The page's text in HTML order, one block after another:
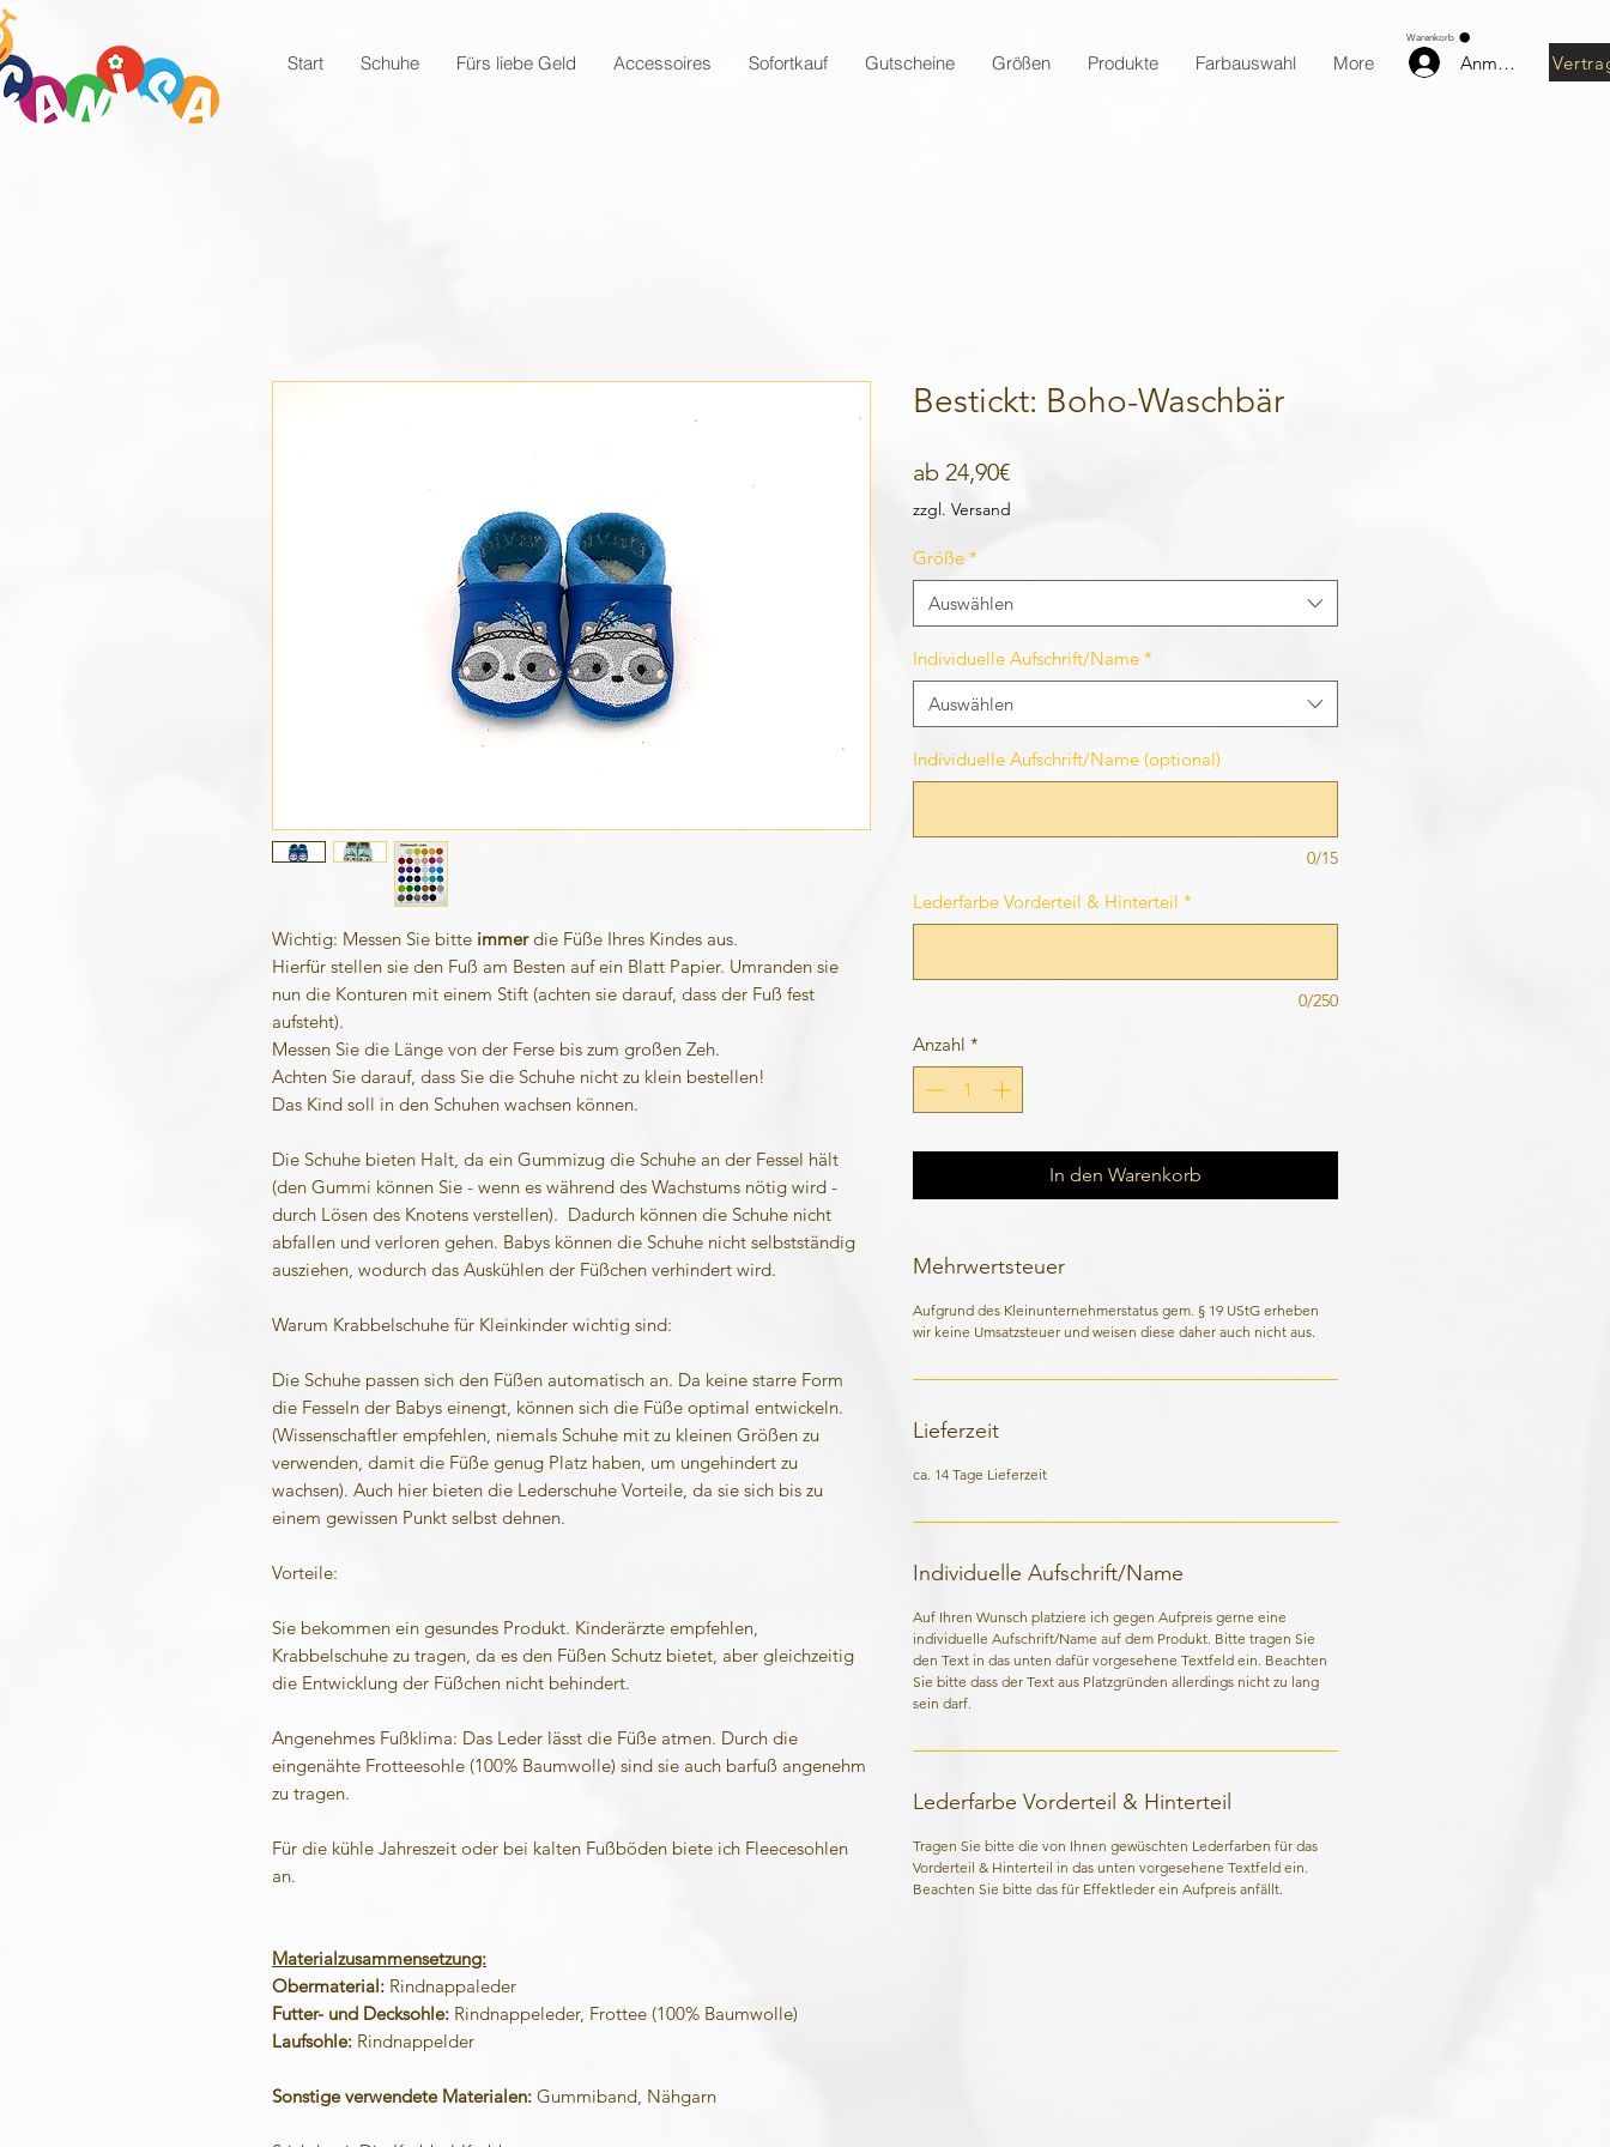
Warenkorb
Start Schuhe Fürs liebe Geld Accessoires Sofortkauf Gutscheine Größen Produkte Farbauswahl More Anmelden
Wichtig: Messen Sie bitte immerdie Füße Ihres Kindes aus.
Hierfür stellen sie den Fuß am Besten auf ein Blatt Papier. Umranden sie
nun die Konturen mit einem Stift (achten sie darauf, dass der Fuß fest
aufsteht).
Messen Sie die Länge von der Ferse bis zum großen Zeh.
Achten Sie darauf, dass Sie die Schuhe nicht zu klein bestellen!
Das Kind soll in den Schuhen wachsen können.
Die Schuhe bieten Halt, da ein Gummizug die Schuhe an der Fessel hält
(den Gummi können Sie - wenn es während des Wachstums nötig wird -
durch Lösen des Knotens verstellen). Dadurch können die Schuhe nicht
abfallen und verloren gehen. Babys können die Schuhe nicht selbstständig
ausziehen, wodurch das Auskühlen der Füßchen verhindert wird.
Warum Krabbelschuhe für Kleinkinder wichtig sind:
Die Schuhe passen sich den Füßen automatisch an. Da keine starre Form
die Fesseln der Babys einengt, können sich die Füße optimal entwickeln.
(Wissenschaftler empfehlen, niemals Schuhe mit zu kleinen Größen zu
verwenden, damit die Füße genug Platz haben, um ungehindert zu
wachsen). Auch hier bieten die Lederschuhe Vorteile, da sie sich bis zu
einem gewissen Punkt selbst dehnen.
Vorteile:
Sie bekommen ein gesundes Produkt. Kinderärzte empfehlen,
Krabbelschuhe zu tragen, da es den Füßen Schutz bietet, aber gleichzeitig
die Entwicklung der Füßchen nicht behindert.
Angenehmes Fußklima: Das Leder lässt die Füße atmen. Durch die
eingenähte Frotteesohle (100% Baumwolle) sind sie auch barfuß angenehm
zu tragen.
Für die kühle Jahreszeit oder bei kalten Fußböden biete ich Fleecesohlen
an.
Materialzusammensetzung:
Obermaterial: Rindnappaleder
Futter- und Decksohle: Rindnappeleder, Frottee (100% Baumwolle)
Laufsohle: Rindnappelder
Sonstige verwendete Materialen: Gummiband, Nähgarn
Bestickt: Boho-Waschbär
ab 24,90€Sale-
Preis
zzgl. Versand
Größe *
Auswählen
Individuelle Aufschrift/Name *
Auswählen
Individuelle Aufschrift/Name (optional)
0/15
Lederfarbe Vorderteil & Hinterteil *
0/250
Anzahl *
In den Warenkorb
Mehrwertsteuer
Aufgrund des Kleinunternehmerstatus gem. § 19 UStG erheben
wir keine Umsatzsteuer und weisen diese daher auch nicht aus.
Lieferzeit
ca. 14 Tage Lieferzeit
Individuelle Aufschrift/Name
Auf Ihren Wunsch platziere ich gegen Aufpreis gerne eine
individuelle Aufschrift/Name auf dem Produkt. Bitte tragen Sie
den Text in das unten dafür vorgesehene Textfeld ein. Beachten
Sie bitte dass der Text aus Platzgründen allerdings nicht zu lang
sein darf.
Lederfarbe Vorderteil & Hinterteil
Tragen Sie bitte die von Ihnen gewüschten Lederfarben für das
Vorderteil & Hinterteil in das unten vorgesehene Textfeld ein.
Beachten Sie bitte das für Effektleder ein Aufpreis anfällt.